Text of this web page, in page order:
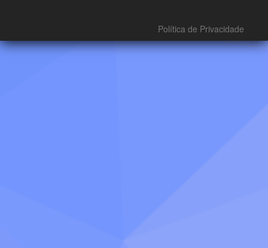
Política de Privacidade